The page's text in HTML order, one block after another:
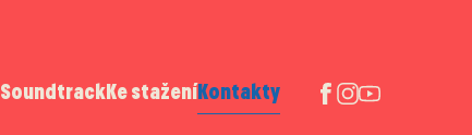
SoundtrackKe staženíKontakty